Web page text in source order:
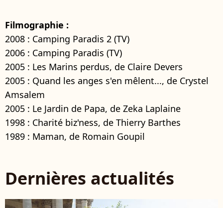
Filmographie :
2008 : Camping Paradis 2 (TV)
2006 : Camping Paradis (TV)
2005 : Les Marins perdus, de Claire Devers
2005 : Quand les anges s'en mêlent..., de Crystel
Amsalem
2005 : Le Jardin de Papa, de Zeka Laplaine
1998 : Charité biz'ness, de Thierry Barthes
1989 : Maman, de Romain Goupil
Dernières actualités